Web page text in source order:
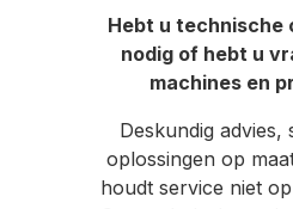
Hebt u technische
nodig of hebt u
machines en
Deskundig advies,
oplossingen op
houdt service niet